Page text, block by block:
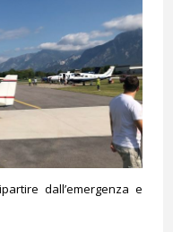
dall’emergenza e